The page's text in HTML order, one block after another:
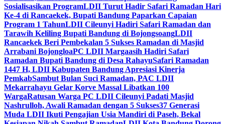
Sosialisasikan ProgramLDII Turut Hadir Safari Ramadan Hari
Ke-4 di Rancaekek, Bupati Bandung Paparkan Capaian
Program 1 TahunLDII Cileunyi Hadiri Safari Ramadan dan
Tarawih Keliling Bupati Bandung di BojongsoangLDII
Rancaekek Beri Pembekalan 5 Sukses Ramadan di Masjid
Arrabani BojongloaPC LDII Margaasih Hadiri Safari
Ramadan Bupati Bandung di Desa RahayuSafari Ramadan
1447 H, LDII Kabupaten Bandung Apresiasi Kinerja
PemkabSambut Bulan Suci Ramadan, PAC LDII
Mekarrahayu Gelar Korve Massal Libatkan 100
WargaRatusan Warga PC LDII Cileunyi Padati Masjid
Nashrulloh, Awali Ramadan dengan 5 Sukses37 Generasi
Muda LDII Ikuti Pengajian Usia Mandiri di Paseh, Bekal